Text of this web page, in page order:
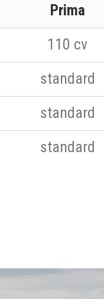
Prima
110 cv
standard
standard
standard